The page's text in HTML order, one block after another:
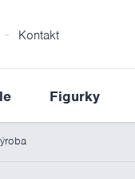
Kontakt
Figurky